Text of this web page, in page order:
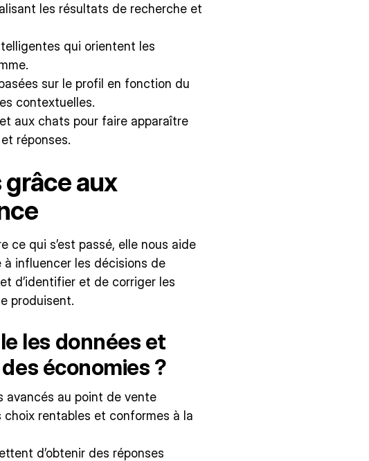
les résultats de recherche et
qui orientent les
sur le profil en fonction du
contextuelles.
aux chats pour faire apparaître
réponses.
aux
ce qui s’est passé, elle nous aide
à influencer les décisions de
d’identifier et de corriger les
produisent.
les données et
économies ?
au point de vente
rentables et conformes à la
d’obtenir des réponses